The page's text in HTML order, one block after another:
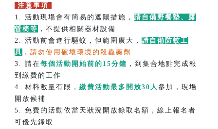
注意事項
1. 活動現場會有簡易的遮陽措施， 請自備野餐墊、露
營椅等 ，不提供相關器材設備
2. 活動前會進行驅蚊，但範圍廣大， 請自備防蚊工
具 ， 請勿使用破壞環境的殺蟲藥劑
3. 請在每個活動開始前的15分鐘 ，到集合地點完成報
到繳費的工作
4. 材料數量有限， 繳費活動最多開放30人 參加，現場
開放候補
5. 免費的活動依當天狀況開放錄取名額，線上報名者
可優先錄取